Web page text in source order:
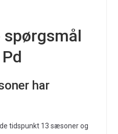
har
tidspunkt 13 sæsoner og